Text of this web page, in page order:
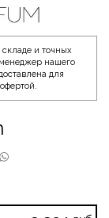
и точных
нашего
для